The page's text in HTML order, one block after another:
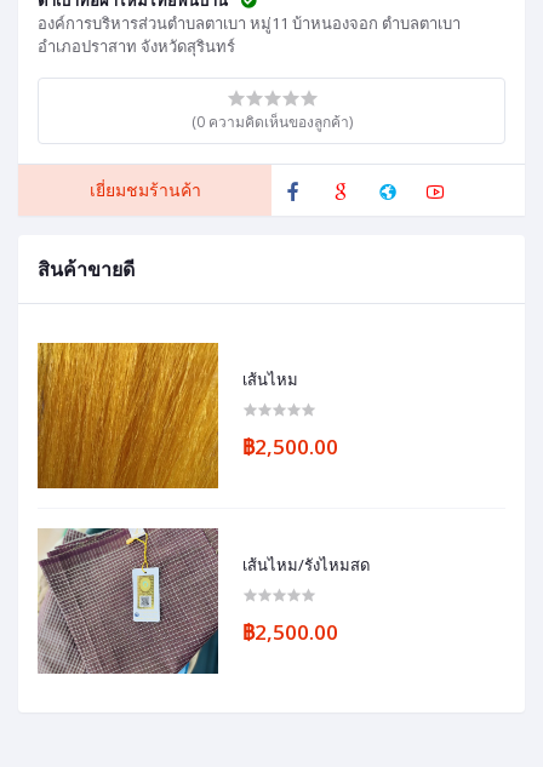
องค์การบริหารส่วนตำบลตาเบา หมู่11 บ้าหนองจอก ตำบลตาเบา
อำเภอปราสาท จังหวัดสุรินทร์
(0 ความคิดเห็นของลูกค้า)
เยี่ยมชมร้านค้า
สินค้าขายดี
เส้นไหม
฿2,500.00
เส้นไหม/รังไหมสด
฿2,500.00